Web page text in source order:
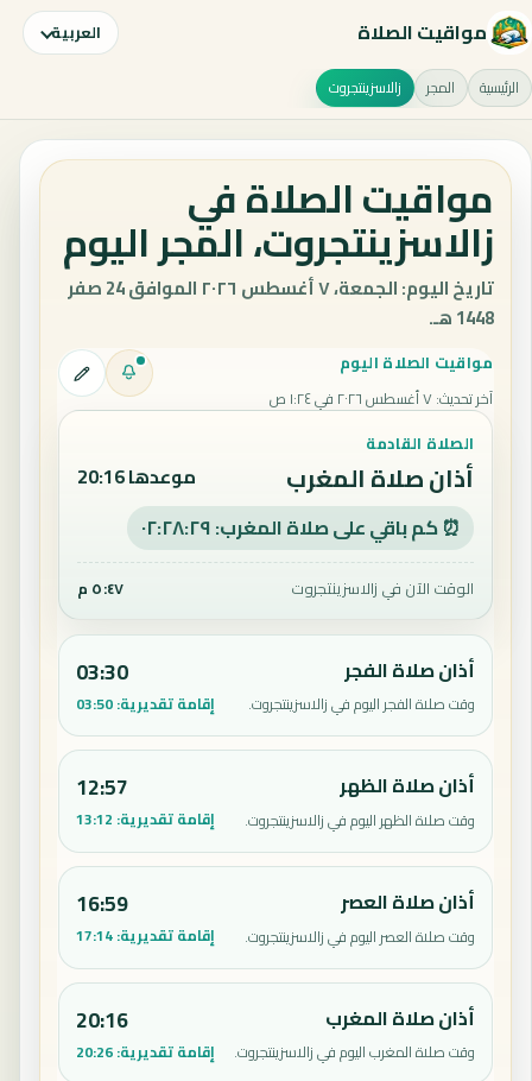
مواقيت الصلاة العربية
الرئيسية المجر زالاسزينتجروت
مواقيت الصلاة في
زالاسزينتجروت، المجر اليوم
تاريخ اليوم: الجمعة، ٧ أغسطس ٢٠٢٦ الموافق 24 صفر
1448 هـ.
مواقيت الصلاة اليوم
آخر تحديث:٧ أغسطس ٢٠٢٦ في ١:٢٤ ص
الصلاة القادمة
أذان صلاة المغرب موعدها 20:16
⏰ كم باقي على صلاة المغرب: ٠٢:٢٨:٢٩
الوقت الآن في زالاسزينتجروت ٥:٤٧ م
أذان صلاة الفجر
وقت صلاة الفجر اليوم في زالاسزينتجروت.
03:30
إقامة تقديرية:03:50
أذان صلاة الظهر
وقت صلاة الظهر اليوم في زالاسزينتجروت.
12:57
إقامة تقديرية: 13:12
أذان صلاة العصر
وقت صلاة العصر اليوم في زالاسزينتجروت.
16:59
إقامة تقديرية:17:14
أذان صلاة المغرب
وقت صلاة المغرب اليوم في زالاسزينتجروت.
20:16
إقامة تقديرية:20:26